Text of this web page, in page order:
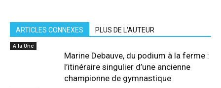
ARTICLES CONNEXES PLUS DE L'AUTEUR
A la Une
Marine Debauve, du podium à la ferme :
l’itinéraire singulier d’une ancienne
championne de gymnastique